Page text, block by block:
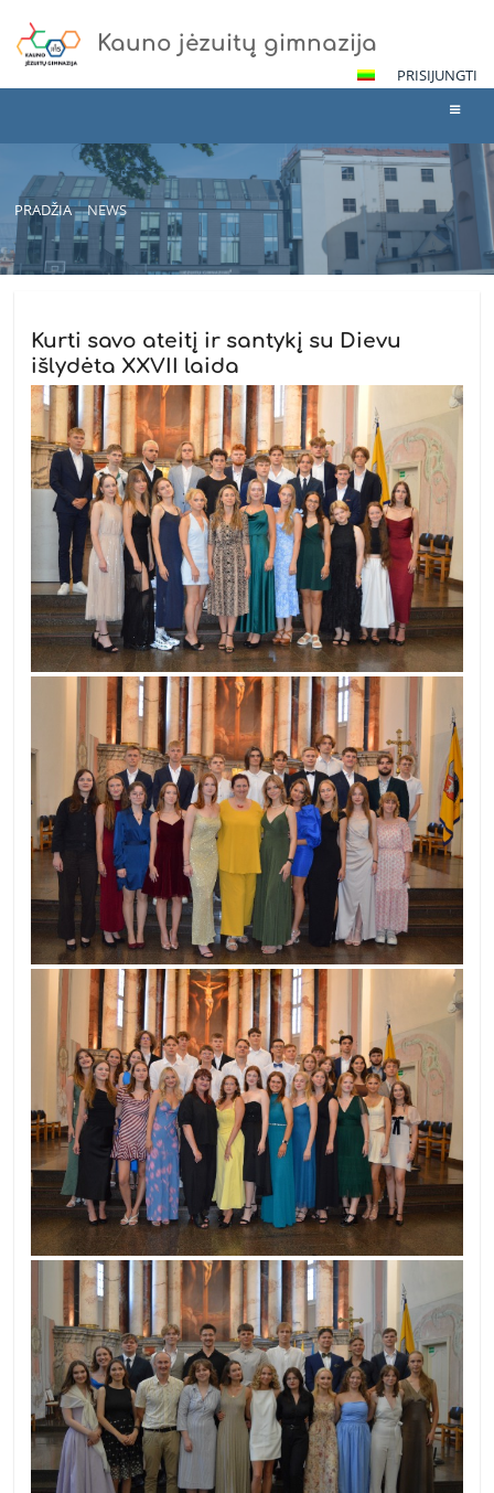
Kauno jėzuitų gimnazija
PRISIJUNGTI
PRADŽIA NEWS
Kurti savo ateitį ir santykį su Dievu
išlydėta XXVII laida